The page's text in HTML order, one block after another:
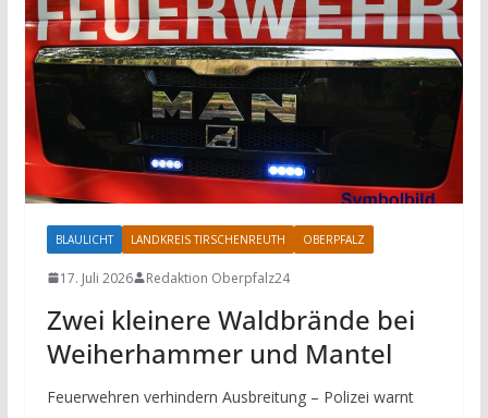
BLAULICHT LANDKREIS TIRSCHENREUTH OBERPFALZ
17. Juli 2026 Redaktion Oberpfalz24
Zwei kleinere Waldbrände bei
Weiherhammer und Mantel
Feuerwehren verhindern Ausbreitung – Polizei warnt